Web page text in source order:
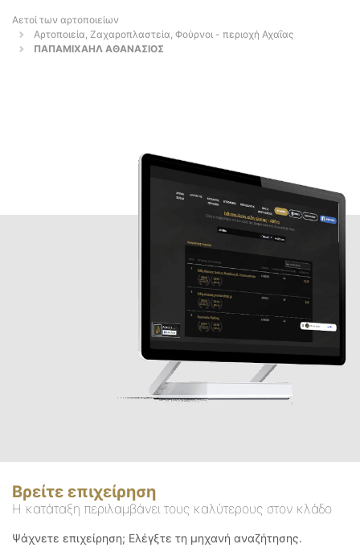
Αετοί των αρτοποιείων
Αρτοποιεία, Ζαχαροπλαστεία, Φούρνοι - περιοχή Αχαΐας
ΠΑΠΑΜΙΧΑΗΛ ΑΘΑΝΑΣΙΟΣ
Βρείτε επιχείρηση
Η κατάταξη περιλαμβάνει τους καλύτερους στον κλάδο
Ψάχνετε επιχείρηση; Ελέγξτε τη μηχανή αναζήτησης.